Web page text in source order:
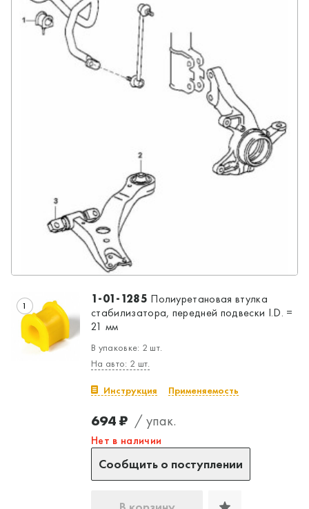
1 1-01-1285 Полиуретановая втулка
стабилизатора, передней подвески I.D. =
21 мм
В упаковке: 2 шт.
На авто: 2 шт.
Инструкция Применяемость
694 ₽ / упак.
Нет в наличии
Сообщить о поступлении